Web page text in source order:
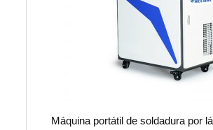
Máquina portátil de soldadura por